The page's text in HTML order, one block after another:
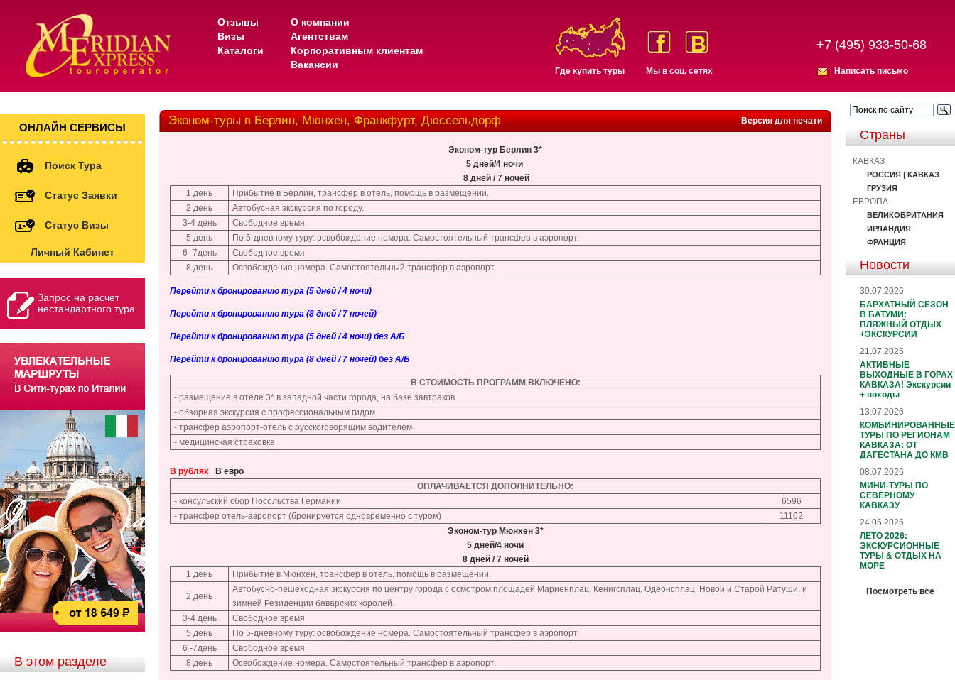
Отзывы
Визы
Каталоги
О компании
Агентствам
Корпоративным клиентам
Вакансии
Где купить туры Мы в соц. сетях
+7 (495) 933-50-68
Написать письмо
ОНЛАЙН СЕРВИСЫ
Поиск Тура
Статус Заявки
Статус Визы
Личный Кабинет
Запрос на расчет
нестандартного тура
В этом разделе
Версия для печати
Эконом-туры в Берлин, Мюнхен, Франкфурт, Дюссельдорф
Эконом-тур Берлин 3*
5 дней/4 ночи
8 дней / 7 ночей
1 день
Прибытие в Берлин, трансфер в отель, помощь в размещении.
2 день
Автобусная экскурсия по городу.
3-4 день
Свободное время
5 день
По 5-дневному туру: освобождение номера. Самостоятельный трансфер в аэропорт.
6 -7день
Свободное время
8 день
Освобождение номера. Самостоятельный трансфер в аэропорт.
Перейти к бронированию тура (5 дней / 4 ночи)
Перейти к бронированию тура (8 дней / 7 ночей)
Перейти к бронированию тура (5 дней / 4 ночи) без А/Б
Перейти к бронированию тура (8 дней / 7 ночей) без А/Б
В СТОИМОСТЬ ПРОГРАММ ВКЛЮЧЕНО:
- размещение в отеле 3* в западной части города, на базе завтраков
- обзорная экскурсия с профессиональным гидом
- трансфер аэропорт-отель с русскоговорящим водителем
- медицинская страховка
В рублях
В евро
ОПЛАЧИВАЕТСЯ ДОПОЛНИТЕЛЬНО:
- консульский сбор Посольства Германии
6596
- трансфер отель-аэропорт (бронируется одновременно с туром)
11162
Эконом-тур Мюнхен 3*
5 дней/4 ночи
8 дней / 7 ночей
1 день
Прибытие в Мюнхен, трансфер в отель, помощь в размещении.
2 день
Автобусно-пешеходная экскурсия по центру города с осмотром площадей Мариенплац, Кенигсплац, Одеонсплац, Новой и Старой Ратуши, и
зимней Резиденции баварских королей.
3-4 день
Свободное время
5 день
По 5-дневному туру: освобождение номера. Самостоятельный трансфер в аэропорт.
6 -7день
Свободное время
8 день
Освобождение номера. Самостоятельный трансфер в аэропорт.
Страны
КАВКАЗ
РОССИЯ | КАВКАЗ
ГРУЗИЯ
ЕВРОПА
ВЕЛИКОБРИТАНИЯ
ИРЛАНДИЯ
ФРАНЦИЯ
Новости
30.07.2026
БАРХАТНЫЙ СЕЗОН
В БАТУМИ:
ПЛЯЖНЫЙ ОТДЫХ
+ЭКСКУРСИИ
21.07.2026
АКТИВНЫЕ
ВЫХОДНЫЕ В ГОРАХ
КАВКАЗА! Экскурсии
+ походы
13.07.2026
КОМБИНИРОВАННЫЕ
ТУРЫ ПО РЕГИОНАМ
КАВКАЗА: ОТ
ДАГЕСТАНА ДО КМВ
08.07.2026
МИНИ-ТУРЫ ПО
СЕВЕРНОМУ
КАВКАЗУ
24.06.2026
ЛЕТО 2026:
ЭКСКУРСИОННЫЕ
ТУРЫ & ОТДЫХ НА
МОРЕ
Посмотреть все